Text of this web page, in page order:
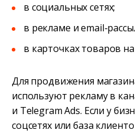
в социальных сетях;
в рекламе и email-
в карточках товаров
Для продвижения
используют рекламу в
и Telegram Ads. Если у
соцсетях или база